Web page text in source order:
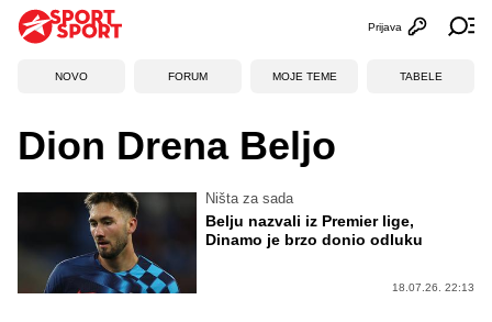
Otvori
Prijava
NOVO FORUM MOJE TEME TABELE
Dion Drena Beljo
Ništa za sada
Belju nazvali iz Premier lige,
Dinamo je brzo donio odluku
18.07.26. 22:13